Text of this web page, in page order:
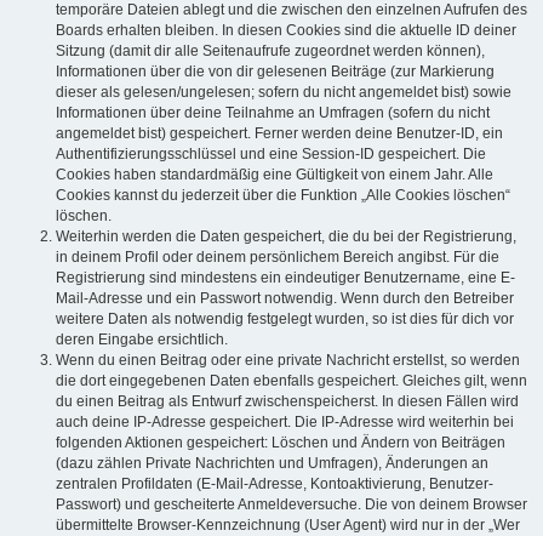
temporäre Dateien ablegt und die zwischen den einzelnen Aufrufen des
Boards erhalten bleiben. In diesen Cookies sind die aktuelle ID deiner
Sitzung (damit dir alle Seitenaufrufe zugeordnet werden können),
Informationen über die von dir gelesenen Beiträge (zur Markierung
dieser als gelesen/ungelesen; sofern du nicht angemeldet bist) sowie
Informationen über deine Teilnahme an Umfragen (sofern du nicht
angemeldet bist) gespeichert. Ferner werden deine Benutzer-ID, ein
Authentifizierungsschlüssel und eine Session-ID gespeichert. Die
Cookies haben standardmäßig eine Gültigkeit von einem Jahr. Alle
Cookies kannst du jederzeit über die Funktion „Alle Cookies löschen“
löschen.
Weiterhin werden die Daten gespeichert, die du bei der Registrierung,
in deinem Profil oder deinem persönlichem Bereich angibst. Für die
Registrierung sind mindestens ein eindeutiger Benutzername, eine E-
Mail-Adresse und ein Passwort notwendig. Wenn durch den Betreiber
weitere Daten als notwendig festgelegt wurden, so ist dies für dich vor
deren Eingabe ersichtlich.
Wenn du einen Beitrag oder eine private Nachricht erstellst, so werden
die dort eingegebenen Daten ebenfalls gespeichert. Gleiches gilt, wenn
du einen Beitrag als Entwurf zwischenspeicherst. In diesen Fällen wird
auch deine IP-Adresse gespeichert. Die IP-Adresse wird weiterhin bei
folgenden Aktionen gespeichert: Löschen und Ändern von Beiträgen
(dazu zählen Private Nachrichten und Umfragen), Änderungen an
zentralen Profildaten (E-Mail-Adresse, Kontoaktivierung, Benutzer-
Passwort) und gescheiterte Anmeldeversuche. Die von deinem Browser
übermittelte Browser-Kennzeichnung (User Agent) wird nur in der „Wer